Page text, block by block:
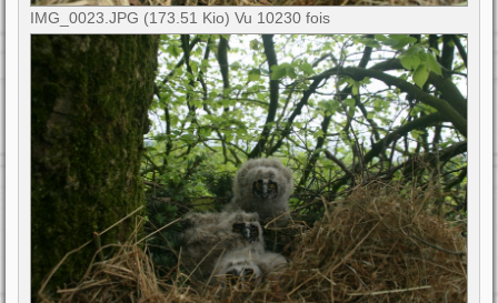
IMG_0023.JPG (173.51 Kio) Vu 10230 fois